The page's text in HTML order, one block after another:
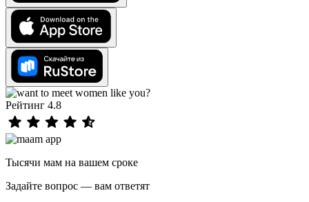
Рейтинг 4.8
Тысячи мам на вашем сроке
Задайте вопрос — вам ответят